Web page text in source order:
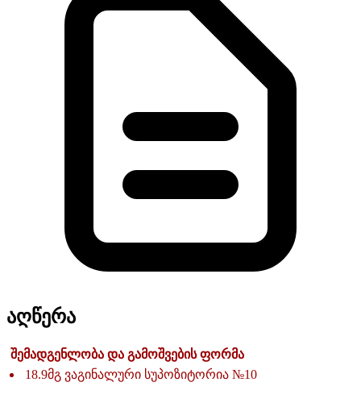
აღწერა
შემადგენლობა და გამოშვების ფორმა
18.9მგ ვაგინალური სუპოზიტორია №10